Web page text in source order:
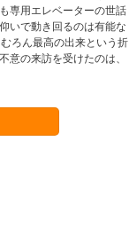
専用エレベーターの世話
いで動き回るのは有能な
ろん最高の出来という折
意の来訪を受けたのは、